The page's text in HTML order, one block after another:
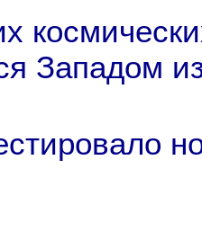
Западом